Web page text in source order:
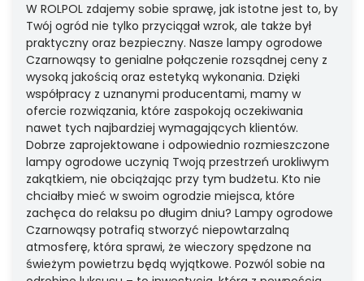
W ROLPOL zdajemy sobie sprawę, jak istotne jest to, by
Twój ogród nie tylko przyciągał wzrok, ale także był
praktyczny oraz bezpieczny. Nasze lampy ogrodowe
Czarnowąsy to genialne połączenie rozsądnej ceny z
wysoką jakością oraz estetyką wykonania. Dzięki
współpracy z uznanymi producentami, mamy w
ofercie rozwiązania, które zaspokoją oczekiwania
nawet tych najbardziej wymagających klientów.
Dobrze zaprojektowane i odpowiednio rozmieszczone
lampy ogrodowe uczynią Twoją przestrzeń urokliwym
zakątkiem, nie obciążając przy tym budżetu. Kto nie
chciałby mieć w swoim ogrodzie miejsca, które
zachęca do relaksu po długim dniu? Lampy ogrodowe
Czarnowąsy potrafią stworzyć niepowtarzalną
atmosferę, która sprawi, że wieczory spędzone na
świeżym powietrzu będą wyjątkowe. Pozwól sobie na